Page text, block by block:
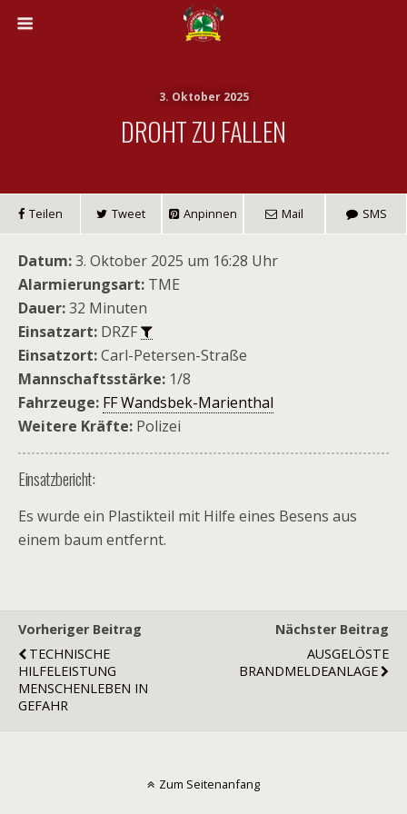
3. Oktober 2025
DROHT ZU FALLEN
Teilen Tweet Anpinnen Mail SMS
Datum:3. Oktober 2025 um 16:28 Uhr
Alarmierungsart: TME
Dauer:32 Minuten
Einsatzart: DRZF
Einsatzort:Carl-Petersen-Straße
Mannschaftsstärke: 1/8
Fahrzeuge: FF Wandsbek-Marienthal
Weitere Kräfte: Polizei
Einsatzbericht:
Es wurde ein Plastikteil mit Hilfe eines Besens aus
einem baum entfernt.
Vorheriger Beitrag
TECHNISCHE
HILFELEISTUNG
MENSCHENLEBEN IN
GEFAHR
Nächster Beitrag
AUSGELÖSTE
BRANDMELDEANLAGE
Zum Seitenanfang